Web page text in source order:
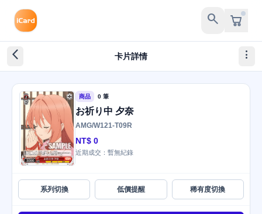
search
arrow_back_ios_new 卡片詳情 more_vert
商品 0 筆
お祈り中 夕奈
AMG/W121-T09R
NT$ 0
近期成交：暫無紀錄
系列切換 低價提醒 稀有度切換